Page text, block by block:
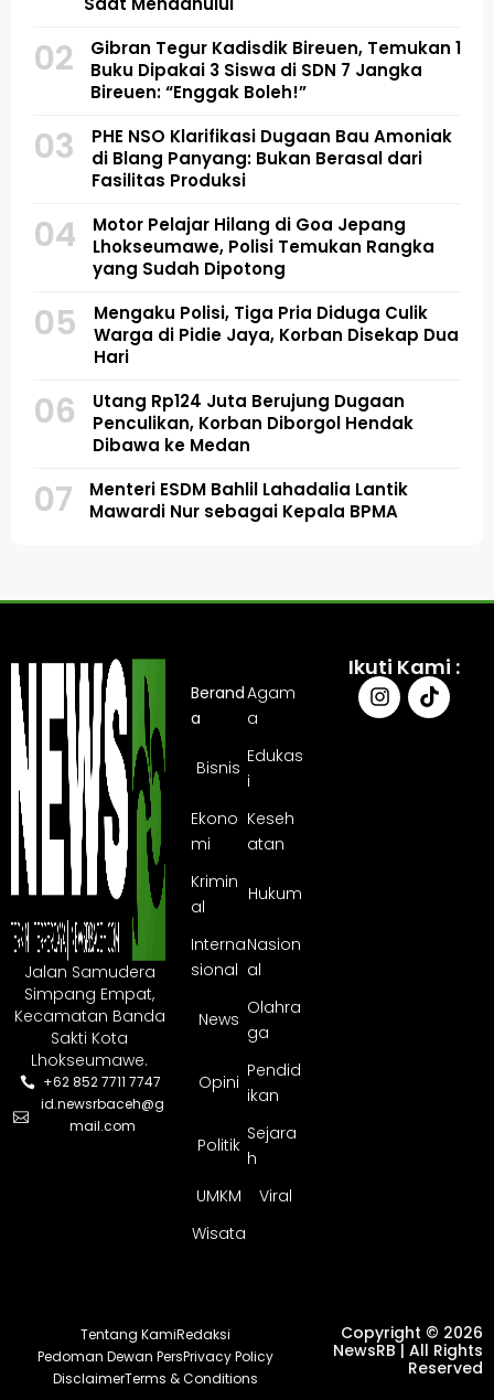
02
Gibran Tegur Kadisdik Bireuen, Temukan 1
Buku Dipakai 3 Siswa di SDN 7 Jangka
Bireuen: “Enggak Boleh!”
03
PHE NSO Klarifikasi Dugaan Bau Amoniak
di Blang Panyang: Bukan Berasal dari
Fasilitas Produksi
04
Motor Pelajar Hilang di Goa Jepang
Lhokseumawe, Polisi Temukan Rangka
yang Sudah Dipotong
05
Mengaku Polisi, Tiga Pria Diduga Culik
Warga di Pidie Jaya, Korban Disekap Dua
Hari
06
Utang Rp124 Juta Berujung Dugaan
Penculikan, Korban Diborgol Hendak
Dibawa ke Medan
07
Menteri ESDM Bahlil Lahadalia Lantik
Mawardi Nur sebagai Kepala BPMA
Jalan Samudera
Simpang Empat,
Kecamatan Banda
Sakti Kota
Lhokseumawe.
+62 852 7711 7747
id.newsrbaceh@g
mail.com
Berand
a
Agam
a
Bisnis
Edukas
i
Ekono
mi
Keseh
atan
Krimin
al
Hukum
Interna
sional
Nasion
al
News
Olahra
ga
Opini
Pendid
ikan
Politik
Sejara
h
UMKM
Viral
Wisata
Ikuti Kami :
Tentang KamiRedaksi
Pedoman Dewan PersPrivacy Policy
DisclaimerTerms & Conditions
Copyright © 2026
NewsRB | All Rights
Reserved